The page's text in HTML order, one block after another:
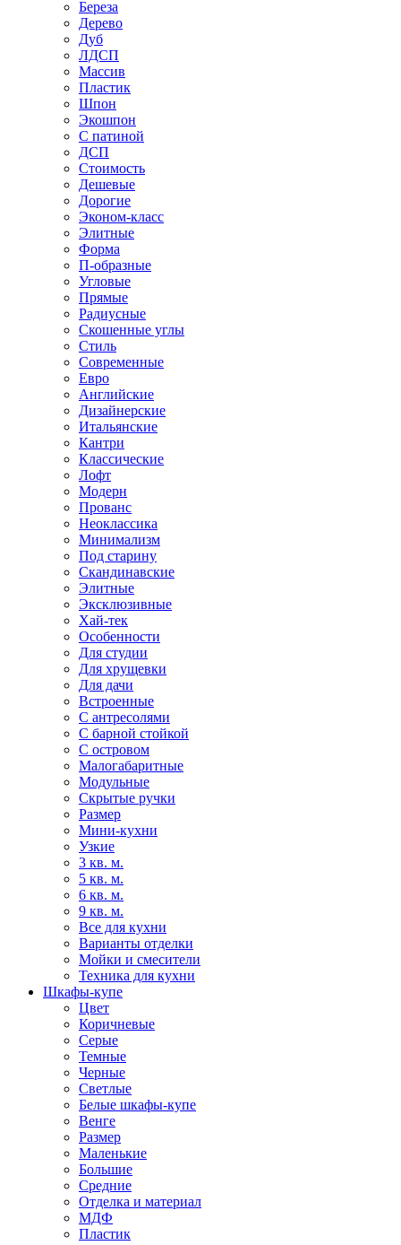
Береза
Дерево
Дуб
ЛДСП
Массив
Пластик
Шпон
Экошпон
С патиной
ДСП
Стоимость
Дешевые
Дорогие
Эконом-класс
Элитные
Форма
П-образные
Угловые
Прямые
Радиусные
Скошенные углы
Стиль
Современные
Евро
Английские
Дизайнерские
Итальянские
Кантри
Классические
Лофт
Модерн
Прованс
Неоклассика
Минимализм
Под старину
Скандинавские
Элитные
Эксклюзивные
Хай-тек
Особенности
Для студии
Для хрущевки
Для дачи
Встроенные
С антресолями
С барной стойкой
С островом
Малогабаритные
Модульные
Скрытые ручки
Размер
Мини-кухни
Узкие
3 кв. м.
5 кв. м.
6 кв. м.
9 кв. м.
Все для кухни
Варианты отделки
Мойки и смесители
Техника для кухни
Шкафы-купе
Цвет
Коричневые
Серые
Темные
Черные
Светлые
Белые шкафы-купе
Венге
Размер
Маленькие
Большие
Средние
Отделка и материал
МДФ
Пластик